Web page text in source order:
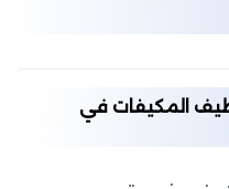
المكيفات في